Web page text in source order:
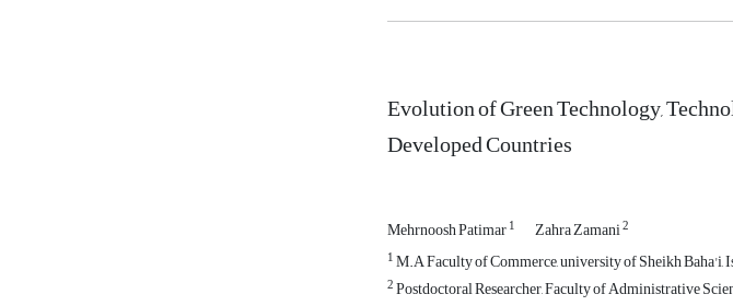
Evolution of Green Technology,
Developed Countries
Mehrnoosh Patimar1 Zahra Zamani2
1M.A Faculty of Commerce, university of Sheikh Baha'i,
2Postdoctoral Researcher, Faculty of Administrative